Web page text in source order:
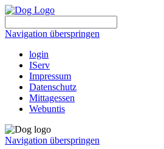
Navigation überspringen
login
IServ
Impressum
Datenschutz
Mittagessen
Webuntis
Navigation überspringen